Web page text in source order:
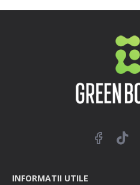
INFORMATII UTILE